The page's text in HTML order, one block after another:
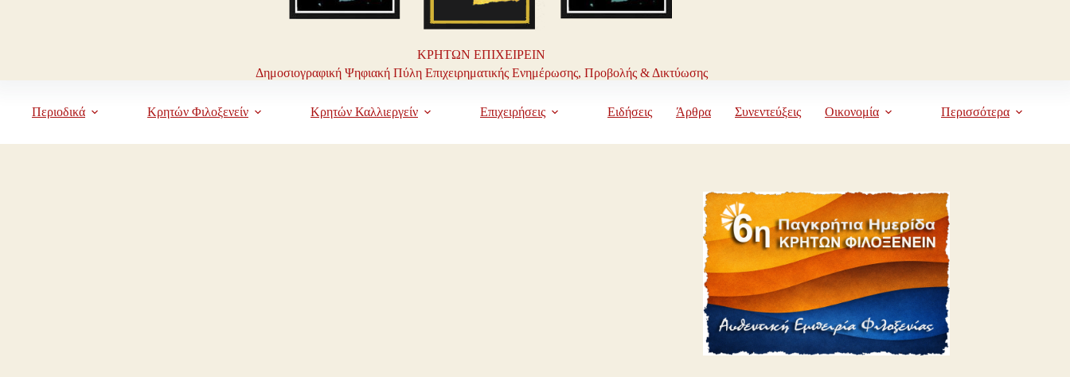
ΚΡΗΤΩΝ ΕΠΙΧΕΙΡΕΙΝ
Δημοσιογραφική Ψηφιακή Πύλη Επιχειρηματικής Ενημέρωσης, Προβολής & Δικτύωσης
Περιοδικά Κρητών Φιλοξενείν Κρητών Καλλιεργείν Επιχειρήσεις Ειδήσεις Άρθρα Συνεντεύξεις Οικονομία Περισσότερα